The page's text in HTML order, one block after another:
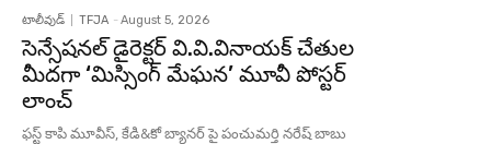
టాలీవుడ్ TFJA - August 5, 2026
సెన్సేషనల్ డైరెక్టర్ వి.వి.వినాయక్ చేతుల
మీదగా ‘మిస్సింగ్ మేఘన’ మూవీ పోస్టర్
లాంచ్
ఫస్ట్ కాపి మూవీస్, కేడి&కో బ్యానర్ పై పంచుమర్తి నరేష్ బాబు